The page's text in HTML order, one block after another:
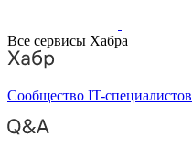
Все сервисы Хабра
Сообщество IT-специалистов